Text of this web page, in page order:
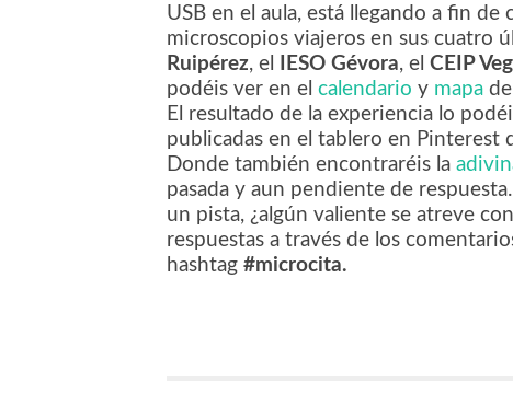
USB en el aula, está llegando a fin
microscopios viajeros en sus cuatro
Ruipérez, el IESO Gévora, el CEIP
podéis ver en el calendario y mapa
El resultado de la experiencia lo
publicadas en el tablero en Pinterest
Donde también encontraréis la
pasada y aun pendiente de
un pista, ¿algún valiente se atreve
respuestas a través de los
hashtag #microcita.